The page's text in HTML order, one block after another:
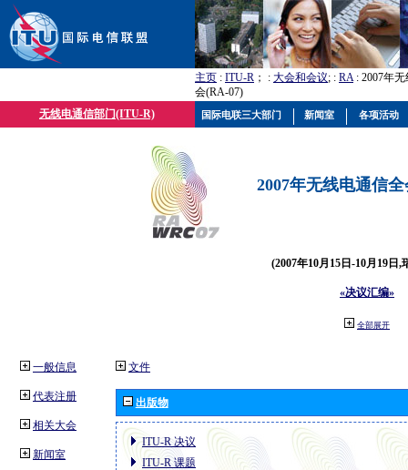
主页 : ITU-R ； : 大会和会议; : RA: 2007年
会(RA-07)
无线电通信部门(ITU-R)
2007年无线电通信
(2007年10月15日-10月19日,
«决议汇编»
全部展开
一般信息
代表注册
相关大会
新闻室
文件
出版物
ITU-R 决议
ITU-R 课题
国际电联三大部门 新闻室 各项活动